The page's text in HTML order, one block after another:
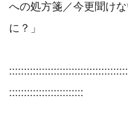
への処方箋／今更聞け
に？」
:::::::::::::::::::::::::